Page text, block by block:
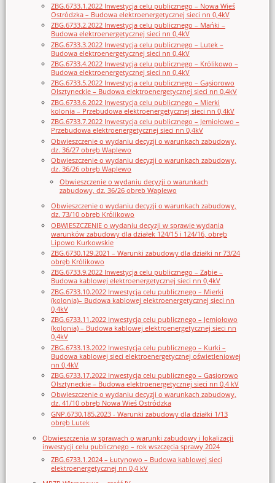
ZBG.6733.1.2022 Inwestycja celu publicznego – Nowa Wieś
Ostródzka – Budowa elektroenergetycznej sieci nn 0,4kV
ZBG.6733.2.2022 Inwestycja celu publicznego – Mańki –
Budowa elektroenergetycznej sieci nn 0,4kV
ZBG.6733.3.2022 Inwestycja celu publicznego – Lutek –
Budowa elektroenergetycznej sieci nn 0,4kV
ZBG.6733.4.2022 Inwestycja celu publicznego – Królikowo –
Budowa elektroenergetycznej sieci nn 0,4kV
ZBG.6733.5.2022 Inwestycja celu publicznego – Gąsiorowo
Olsztyneckie – Budowa elektroenergetycznej sieci nn 0,4kV
ZBG.6733.6.2022 Inwestycja celu publicznego – Mierki
kolonia – Przebudowa elektroenergetycznej sieci nn 0,4kV
ZBG.6733.7.2022 Inwestycja celu publicznego – Jemiołowo –
Przebudowa elektroenergetycznej sieci nn 0,4kV
Obwieszczenie o wydaniu decyzji o warunkach zabudowy,
dz. 36/27 obręb Waplewo
Obwieszczenie o wydaniu decyzji o warunkach zabudowy,
dz. 36/26 obręb Waplewo
Obwieszczenie o wydaniu decyzji o warunkach
zabudowy, dz. 36/26 obręb Waplewo
Obwieszczenie o wydaniu decyzji o warunkach zabudowy,
dz. 73/10 obręb Królikowo
OBWIESZCZENIE o wydaniu decyzji w sprawie wydania
warunków zabudowy dla działek 124/15 i 124/16, obręb
Lipowo Kurkowskie
ZBG.6730.129.2021 – Warunki zabudowy dla działki nr 73/24
obręb Królikowo
ZBG.6733.9.2022 Inwestycja celu publicznego – Ząbie –
Budowa kablowej elektroenergetycznej sieci nn 0,4kV
ZBG.6733.10.2022 Inwestycja celu publicznego – Mierki
(kolonia)– Budowa kablowej elektroenergetycznej sieci nn
0,4kV
ZBG.6733.11.2022 Inwestycja celu publicznego – Jemiołowo
(kolonia) – Budowa kablowej elektroenergetycznej sieci nn
0,4kV
ZBG.6733.13.2022 Inwestycja celu publicznego – Kurki –
Budowa kablowej sieci elektroenergetycznej oświetleniowej
nn 0,4kV
ZBG.6733.17.2022 Inwestycja celu publicznego – Gąsiorowo
Olsztyneckie – Budowa elektroenergetycznej sieci nn 0,4 kV
Obwieszczenie o wydaniu decyzji o warunkach zabudowy,
dz. 41/10 obręb Nowa Wieś Ostródzka
GNP.6730.185.2023 - Warunki zabudowy dla działki 1/13
obręb Lutek
Obwieszczenia w sprawach o warunki zabudowy i lokalizacji
inwestycji celu publicznego – rok wszczęcia sprawy 2024
ZBG.6733.1.2024 – Łutynowo – Budowa kablowej sieci
elektroenergetycznej nn 0,4 kV